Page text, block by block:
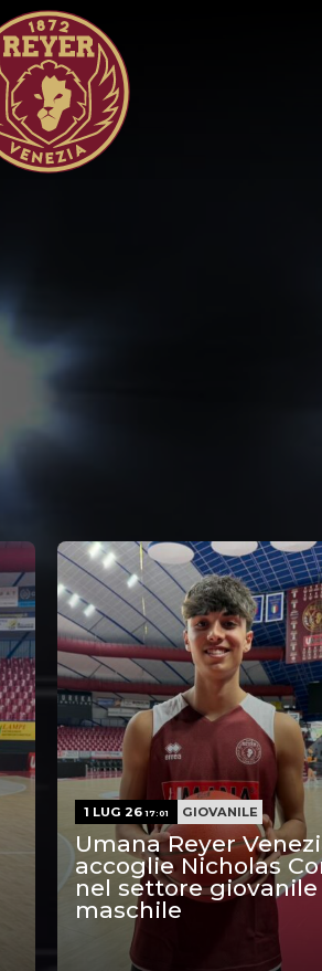
Umana Reyer
accoglie Nicholas
nel settore giovanile
maschile
1 LUG 2617:01 GIOVANILE